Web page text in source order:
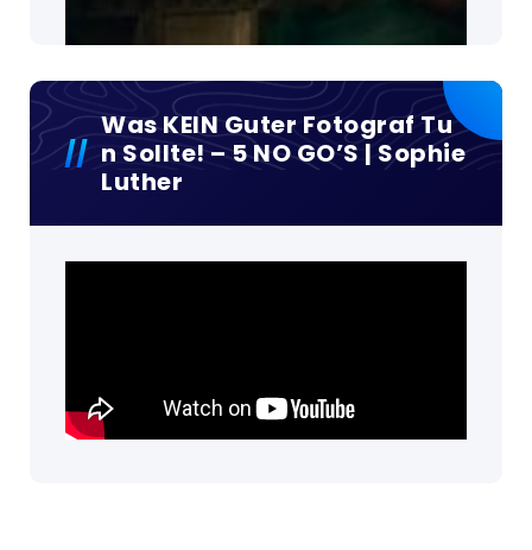
Was KEIN Guter Fotograf Tu
N Sollte! – 5 NO GO’S | Sophie
Luther